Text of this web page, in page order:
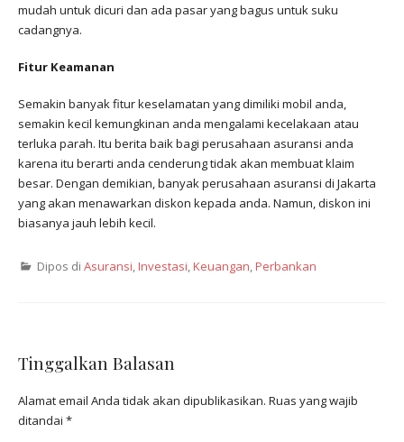
mudah untuk dicuri dan ada pasar yang bagus untuk suku
cadangnya.
Fitur Keamanan
Semakin banyak fitur keselamatan yang dimiliki mobil anda,
semakin kecil kemungkinan anda mengalami kecelakaan atau
terluka parah. Itu berita baik bagi perusahaan asuransi anda
karena itu berarti anda cenderung tidak akan membuat klaim
besar. Dengan demikian, banyak perusahaan asuransi di Jakarta
yang akan menawarkan diskon kepada anda. Namun, diskon ini
biasanya jauh lebih kecil.
Dipos di Asuransi,Investasi‎,Keuangan,Perbankan‎
Tinggalkan Balasan
Alamat email Anda tidak akan dipublikasikan. Ruas yang wajib
ditandai *